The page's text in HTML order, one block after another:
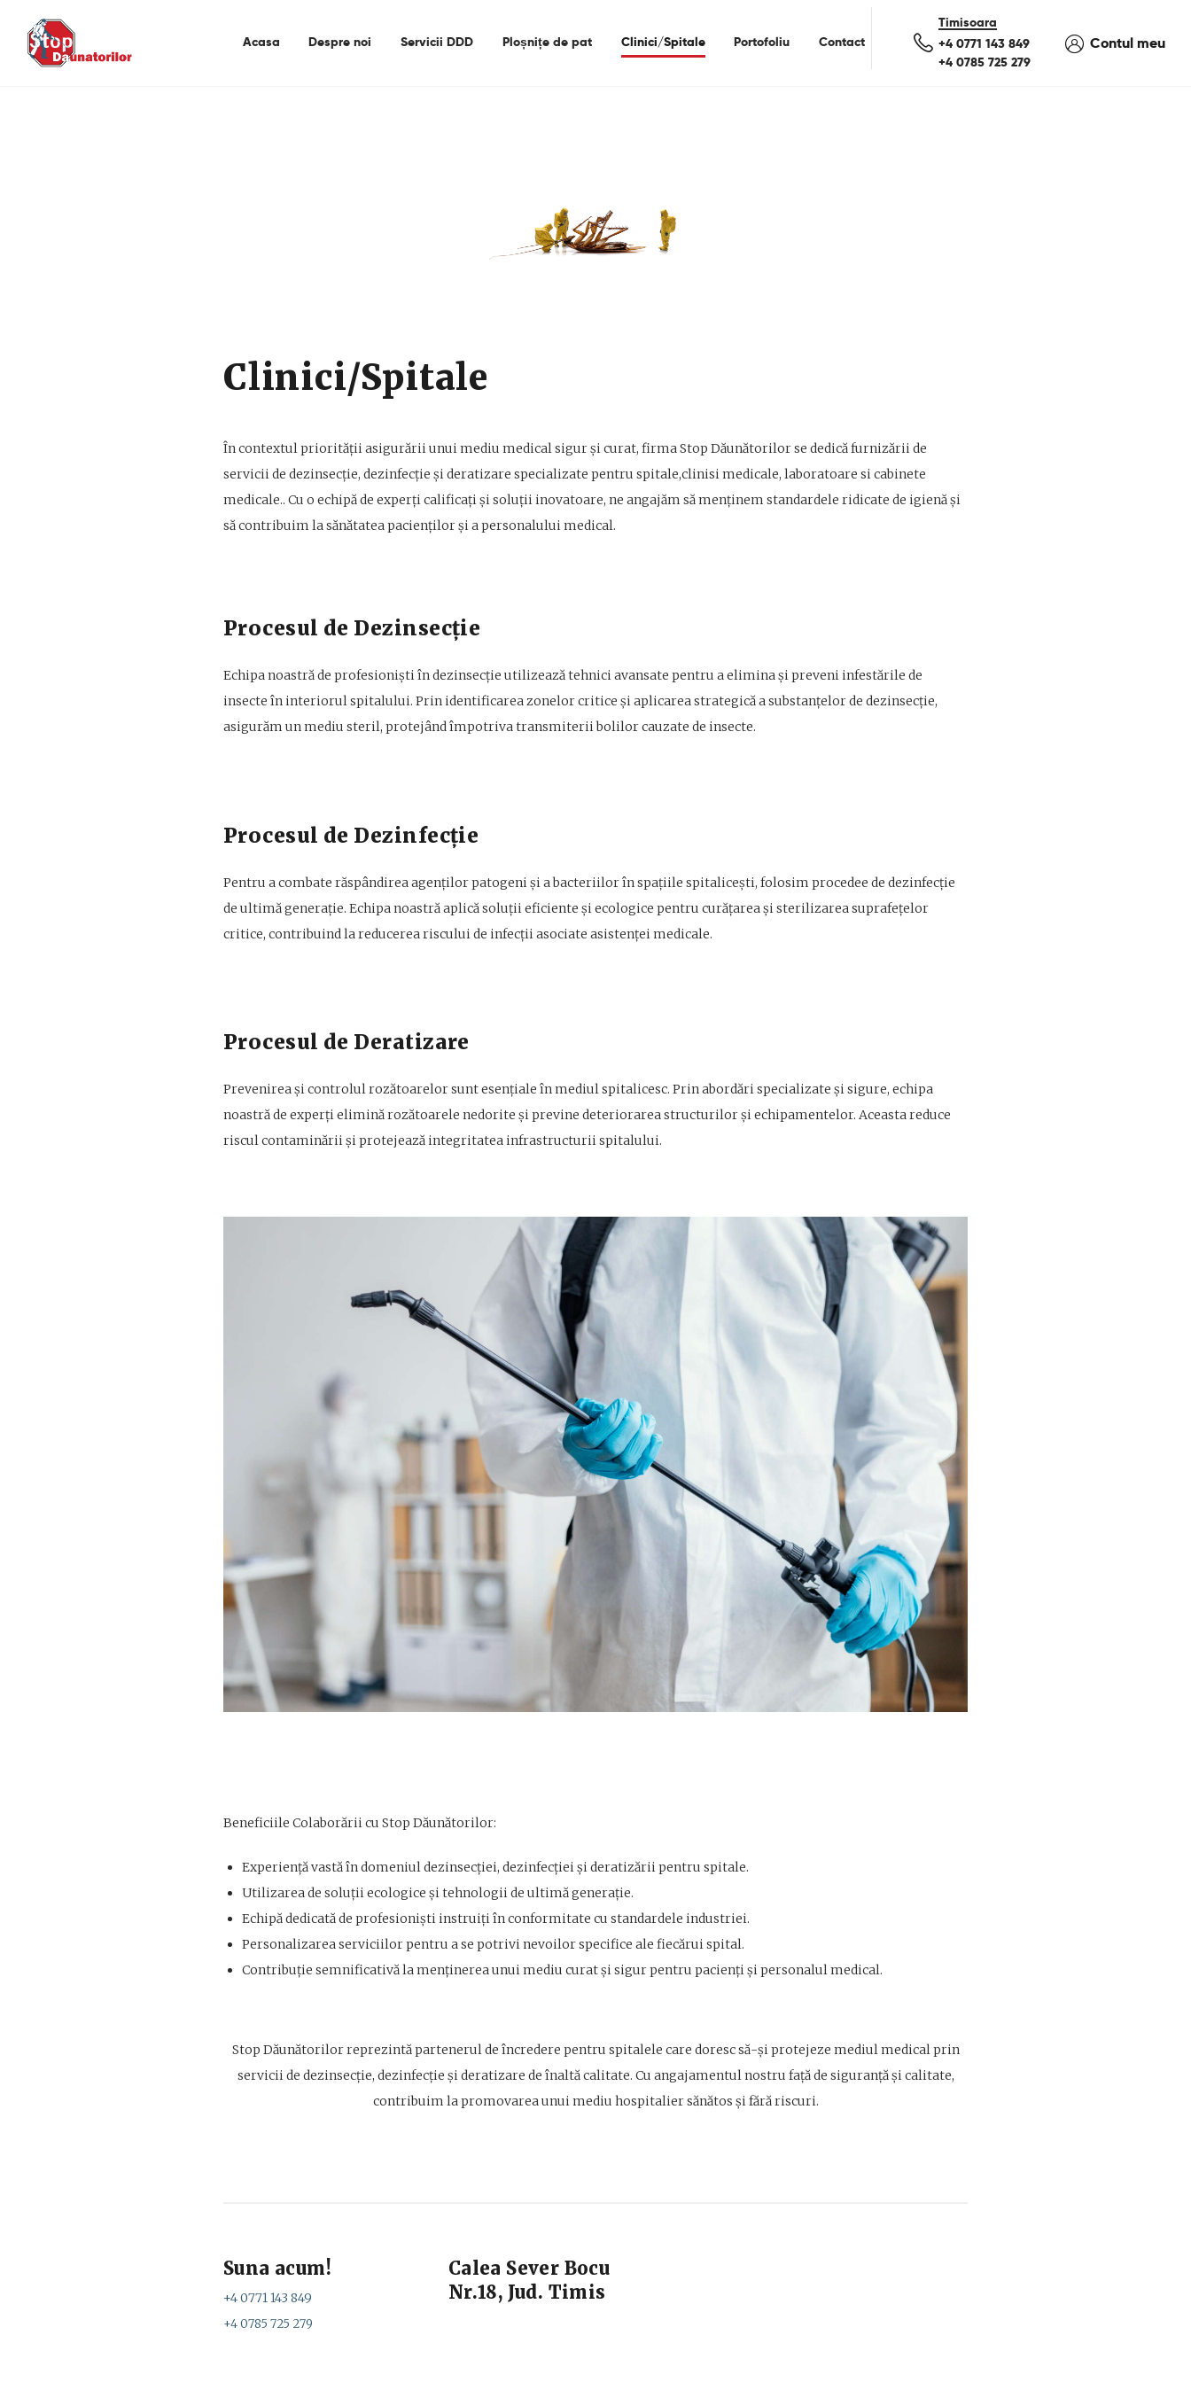
Acasa Despre noi Servicii DDD Ploșnițe de pat Clinici/Spitale Portofoliu Contact
+4 0771 143 849
+4 0785 725 279
Contul meu
Despre Noi
Portofoliu
Contact
Clinici/Spitale
În contextul priorității asigurării unui mediu medical sigur și curat, firma Stop Dăunătorilor se dedică furnizării de
servicii de dezinsecție, dezinfecție și deratizare specializate pentru spitale,clinisi medicale, laboratoare si cabinete
medicale.. Cu o echipă de experți calificați și soluții inovatoare, ne angajăm să menținem standardele ridicate de igienă și
să contribuim la sănătatea pacienților și a personalului medical.
Procesul de Dezinsecție
Echipa noastră de profesioniști în dezinsecție utilizează tehnici avansate pentru a elimina și preveni infestările de
insecte în interiorul spitalului. Prin identificarea zonelor critice și aplicarea strategică a substanțelor de dezinsecție,
asigurăm un mediu steril, protejând împotriva transmiterii bolilor cauzate de insecte.
Procesul de Dezinfecție
Pentru a combate răspândirea agenților patogeni și a bacteriilor în spațiile spitalicești, folosim procedee de dezinfecție
de ultimă generație. Echipa noastră aplică soluții eficiente și ecologice pentru curățarea și sterilizarea suprafețelor
critice, contribuind la reducerea riscului de infecții asociate asistenței medicale.
Procesul de Deratizare
Prevenirea și controlul rozătoarelor sunt esențiale în mediul spitalicesc. Prin abordări specializate și sigure, echipa
noastră de experți elimină rozătoarele nedorite și previne deteriorarea structurilor și echipamentelor. Aceasta reduce
riscul contaminării și protejează integritatea infrastructurii spitalului.
Beneficiile Colaborării cu Stop Dăunătorilor:
Experiență vastă în domeniul dezinsecției, dezinfecției și deratizării pentru spitale.
Utilizarea de soluții ecologice și tehnologii de ultimă generație.
Echipă dedicată de profesioniști instruiți în conformitate cu standardele industriei.
Personalizarea serviciilor pentru a se potrivi nevoilor specifice ale fiecărui spital.
Contribuție semnificativă la menținerea unui mediu curat și sigur pentru pacienți și personalul medical.
Stop Dăunătorilor reprezintă partenerul de încredere pentru spitalele care doresc să-și protejeze mediul medical prin
servicii de dezinsecție, dezinfecție și deratizare de înaltă calitate. Cu angajamentul nostru față de siguranță și calitate,
contribuim la promovarea unui mediu hospitalier sănătos și fără riscuri.
Suna acum!
+4 0771 143 849
+4 0785 725 279
Calea Sever Bocu
Nr.18, Jud. Timis